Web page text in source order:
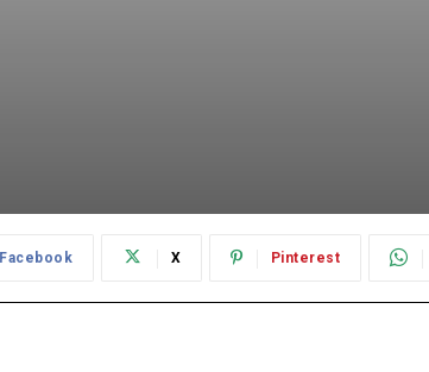
Facebook X Pinterest